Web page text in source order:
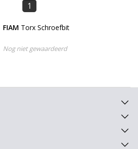
1
FIAM Torx Schroefbit
Nog niet gewaardeerd